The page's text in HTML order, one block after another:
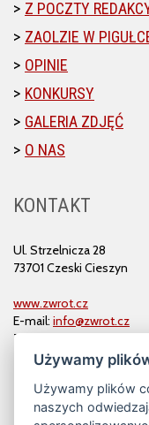
Z POCZTY
ZAOLZIE W
OPINIE
KONKURSY
GALERIA ZDJĘĆ
O NAS
KONTAKT
Ul. Strzelnicza 28
73701 Czeski Cieszyn
www.zwrot.cz
E-mail: info@zwrot.cz
Tel. i faks: 558 711 582
Używamy
Używamy plików
naszych